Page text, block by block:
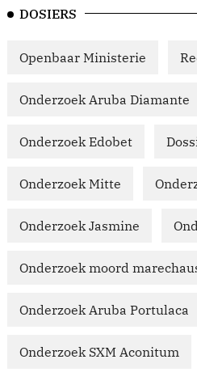
DOSIERS
Openbaar Ministerie
Onderzoek Aruba Diamante
Onderzoek Edobet
Onderzoek Mitte
Onderzoek Jasmine
Onderzoek moord
Onderzoek Aruba Portulaca
Onderzoek SXM Aconitum